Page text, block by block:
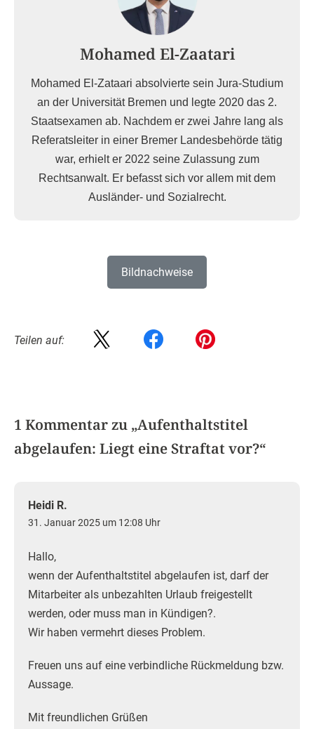
Mohamed El-Zaatari
Mohamed El-Zataari absolvierte sein Jura-Studium
an der Universität Bremen und legte 2020 das 2.
Staatsexamen ab. Nachdem er zwei Jahre lang als
Referatsleiter in einer Bremer Landesbehörde tätig
war, erhielt er 2022 seine Zulassung zum
Rechtsanwalt. Er befasst sich vor allem mit dem
Ausländer- und Sozialrecht.
Bildnachweise
Teilen auf:
1 Kommentar zu „Aufenthaltstitel
abgelaufen: Liegt eine Straftat vor?“
Heidi R.
31. Januar 2025 um 12:08 Uhr
Hallo,
wenn der Aufenthaltstitel abgelaufen ist, darf der
Mitarbeiter als unbezahlten Urlaub freigestellt
werden, oder muss man in Kündigen?.
Wir haben vermehrt dieses Problem.
Freuen uns auf eine verbindliche Rückmeldung bzw.
Aussage.
Mit freundlichen Grüßen